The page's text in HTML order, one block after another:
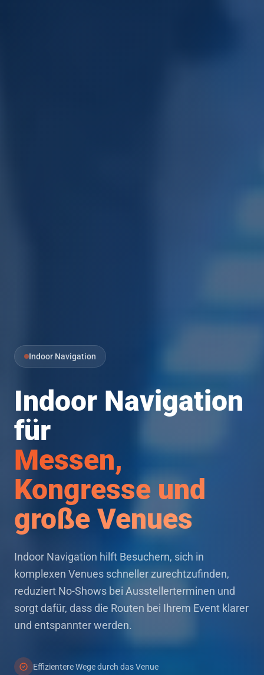
Indoor Navigation
Indoor Navigation
für
Messen,
Kongresse und
große Venues
Indoor Navigation hilft Besuchern, sich in
komplexen Venues schneller zurechtzufinden,
reduziert No-Shows bei Ausstellerterminen und
sorgt dafür, dass die Routen bei Ihrem Event klarer
und entspannter werden.
Effizientere Wege durch das Venue
Hauptmerkmale